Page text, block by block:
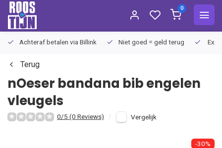
0
Achteraf betalen via Billink Niet goed = geld terug
Terug
nOeser bandana bib engelen
vleugels
0/5 (0 Reviews) Vergelijk
-30%